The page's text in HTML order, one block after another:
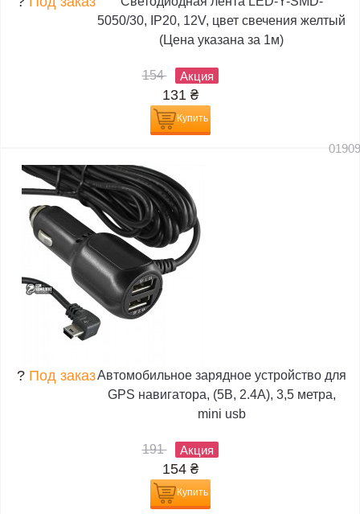
5050/30, IP20, 12V, цвет свечения желтый
(Цена указана за 1м)
154 Акция
131 ₴
Купить
? Под заказАвтомобильное зарядное устройство для
GPS навигатора, (5В, 2.4А), 3,5 метра,
mini usb
191 Акция
154 ₴
Купить